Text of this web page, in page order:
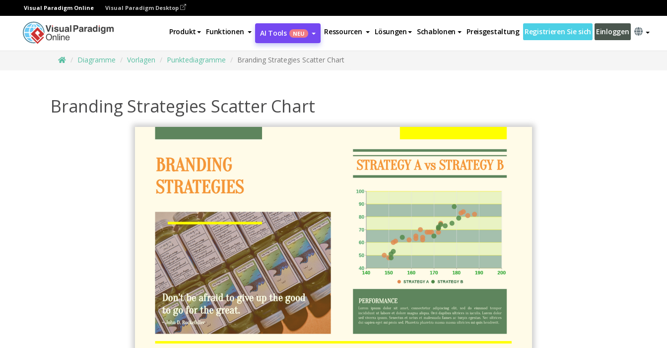
Visual Paradigm Online Visual Paradigm Desktop
Produkt Funktionen AI Tools NEU Ressourcen Lösungen Schablonen Preisgestaltung Registrieren Sie sich Einloggen
Diagramme Vorlagen Punktediagramme Branding Strategies Scatter Chart
Branding Strategies Scatter Chart